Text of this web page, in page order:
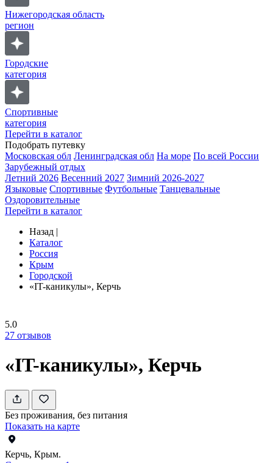
Нижегородская область
регион
Городские
категория
Спортивные
категория
Перейти в каталог
Подобрать путевку
Московская обл Ленинградская обл На море По всей России
Зарубежный отдых
Летний 2026 Весенний 2027 Зимний 2026-2027
Языковые Спортивные Футбольные Танцевальные
Оздоровительные
Перейти в каталог
Назад |
Каталог
Россия
Крым
Городской
«IT-каникулы», Керчь
5.0
27 отзывов
«IT-каникулы», Керчь
Без проживания, без питания
Показать на карте
Керчь, Крым.